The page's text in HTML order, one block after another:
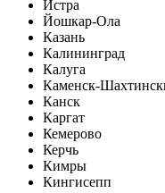
Истра
Йошкар-Ола
Казань
Калининград
Калуга
Каменск-
Канск
Каргат
Кемерово
Керчь
Кимры
Кингисепп